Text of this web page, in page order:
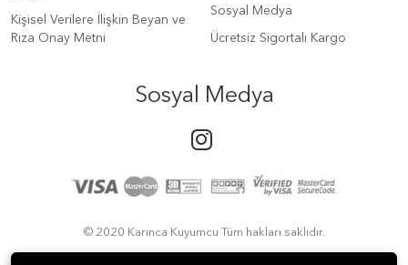
Kişisel Verilere İlişkin Beyan ve
Rıza Onay Metni
Sosyal Medya
Ücretsiz Sigortalı Kargo
Sosyal Medya
© 2020 Karınca Kuyumcu Tüm hakları saklıdır.